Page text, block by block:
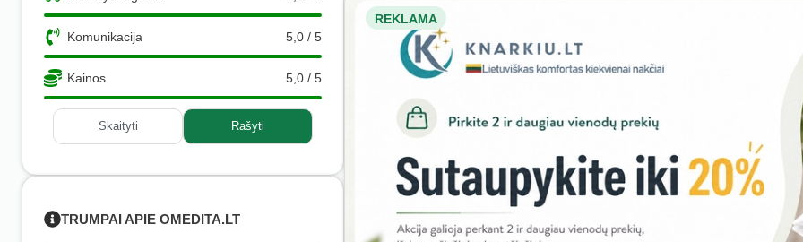
Komunikacija 5,0 / 5
Kainos 5,0 / 5
Skaityti Rašyti
TRUMPAI APIE OMEDITA.LT
REKLAMA